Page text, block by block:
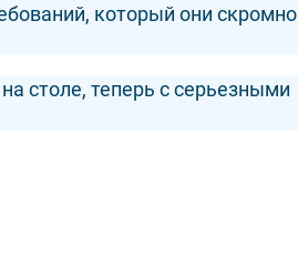
который они скромно
столе, теперь с серьезными